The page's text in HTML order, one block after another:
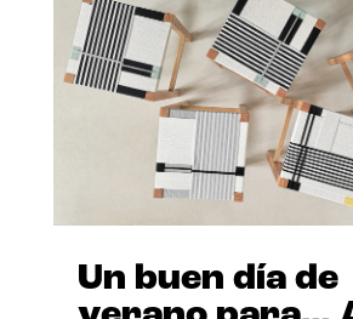
Un buen día de